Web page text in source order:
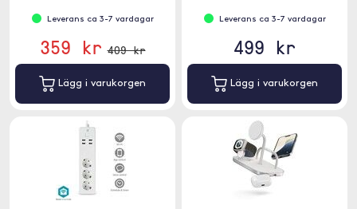
Leverans ca 3-7 vardagar
359 kr 409 kr
Lägg i varukorgen
Leverans ca 3-7 vardagar
499 kr
Lägg i varukorgen